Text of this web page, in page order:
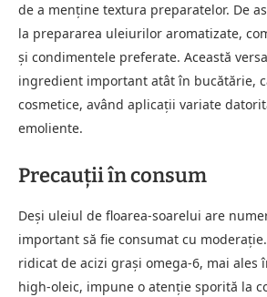
de a menține textura preparatelor. De
la prepararea uleiurilor aromatizate,
și condimentele preferate. Această
ingredient important atât în bucătărie,
cosmetice, având aplicații variate
emoliente.
Precauții în consum
Deși uleiul de floarea-soarelui are
important să fie consumat cu
ridicat de acizi grași omega-6, mai ales
high-oleic, impune o atenție sporită la